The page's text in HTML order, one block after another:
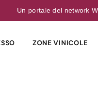
Un portale del network
ZONE VINICOLE